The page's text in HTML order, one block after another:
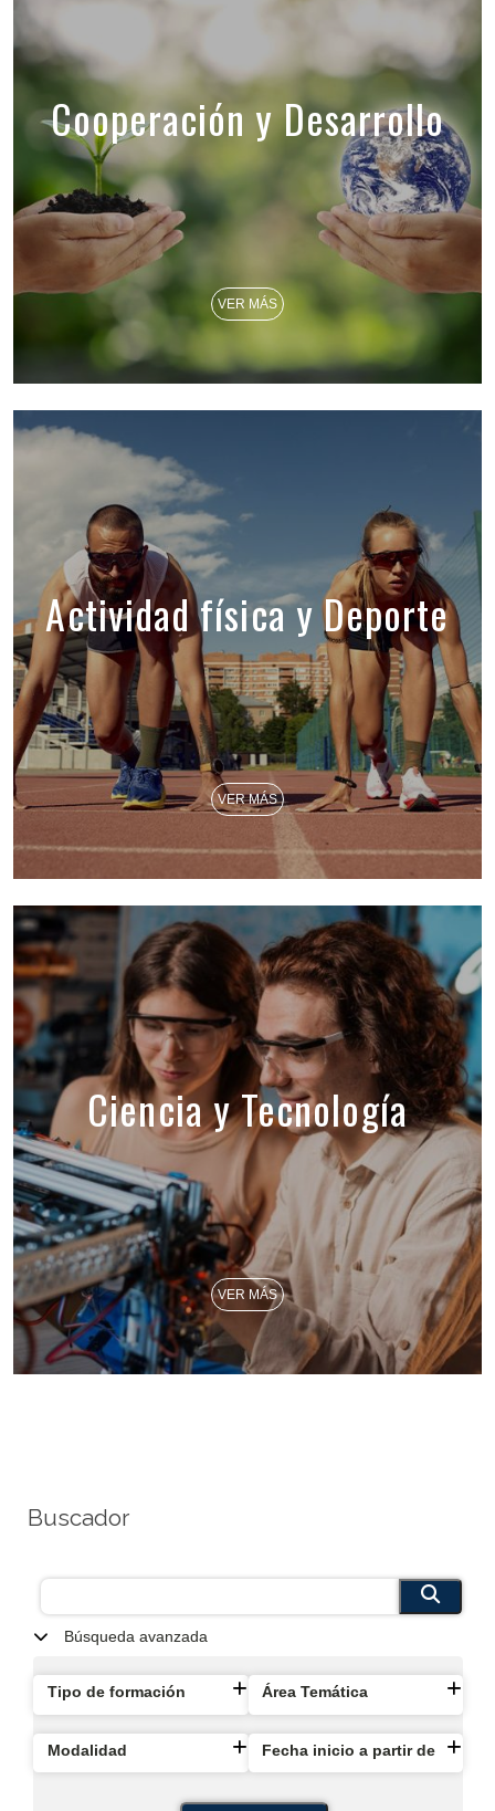
Cooperación y Desarrollo
VER MÁS
Actividad física y Deporte
VER MÁS
Ciencia y Tecnología
VER MÁS
Buscador
Búsqueda avanzada
Tipo de formación Área Temática
Modalidad Fecha inicio a partir de